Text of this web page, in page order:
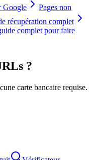
Google
Pages non
récupération complet
complet pour faire
?
carte bancaire requise.